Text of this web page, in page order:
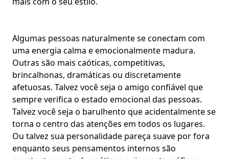
Algumas pessoas naturalmente se conectam com
uma energia calma e emocionalmente madura.
Outras são mais caóticas, competitivas,
brincalhonas, dramáticas ou discretamente
afetuosas. Talvez você seja o amigo confiável que
sempre verifica o estado emocional das pessoas.
Talvez você seja o barulhento que acidentalmente se
torna o centro das atenções em todos os lugares.
Ou talvez sua personalidade pareça suave por fora
enquanto seus pensamentos internos são